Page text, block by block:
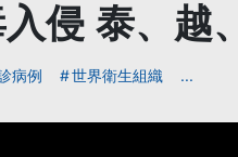
侵 泰、越
病例 世界衛生組織 ...